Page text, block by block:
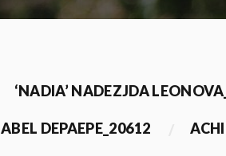
‘NADIA’ NADEZJDA
ABEL DEPAEPE_20612